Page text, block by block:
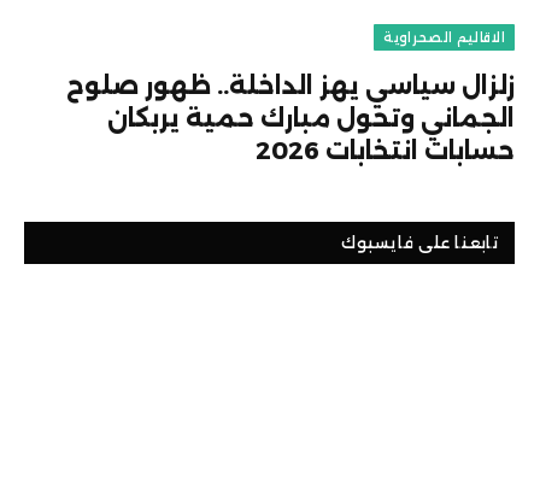
الاقاليم الصحراوية
زلزال سياسي يهز الداخلة.. ظهور صلوح
الجماني وتحول مبارك حمية يربكان
حسابات انتخابات 2026
تابعنا على فايسبوك